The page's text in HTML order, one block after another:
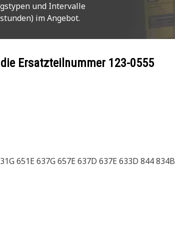
und Intervalle
im Angebot.
Ersatzteilnummer 123-0555
651E 637G 657E 637D 637E 633D 844 834B